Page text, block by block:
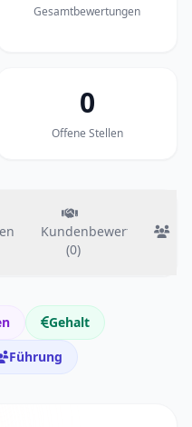
Gesamtbewertungen
0
Offene Stellen
Kundenbewertungen
(0)
Gehalt
Führung